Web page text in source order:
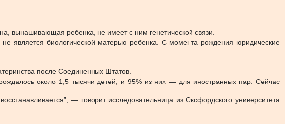
вынашивающая ребенка, не имеет с ним генетической связи.
является биологической матерью ребенка. С момента рождения юридические
после Соединенных Штатов.
около 1,5 тысячи детей, и 95% из них — для иностранных пар. Сейчас
— говорит исследовательница из Оксфордского университета